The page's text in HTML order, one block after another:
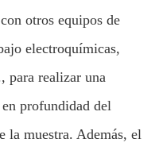
otros equipos de
electroquímicas,
para realizar una
profundidad del
la muestra. Además, el